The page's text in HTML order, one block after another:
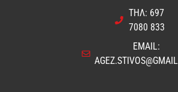
ΤΗΛ: 697
7080 833
EMAIL: